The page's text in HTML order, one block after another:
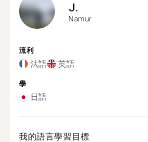
J.
Namur
流利
法語 英語
學
日語
我的語言學習目標